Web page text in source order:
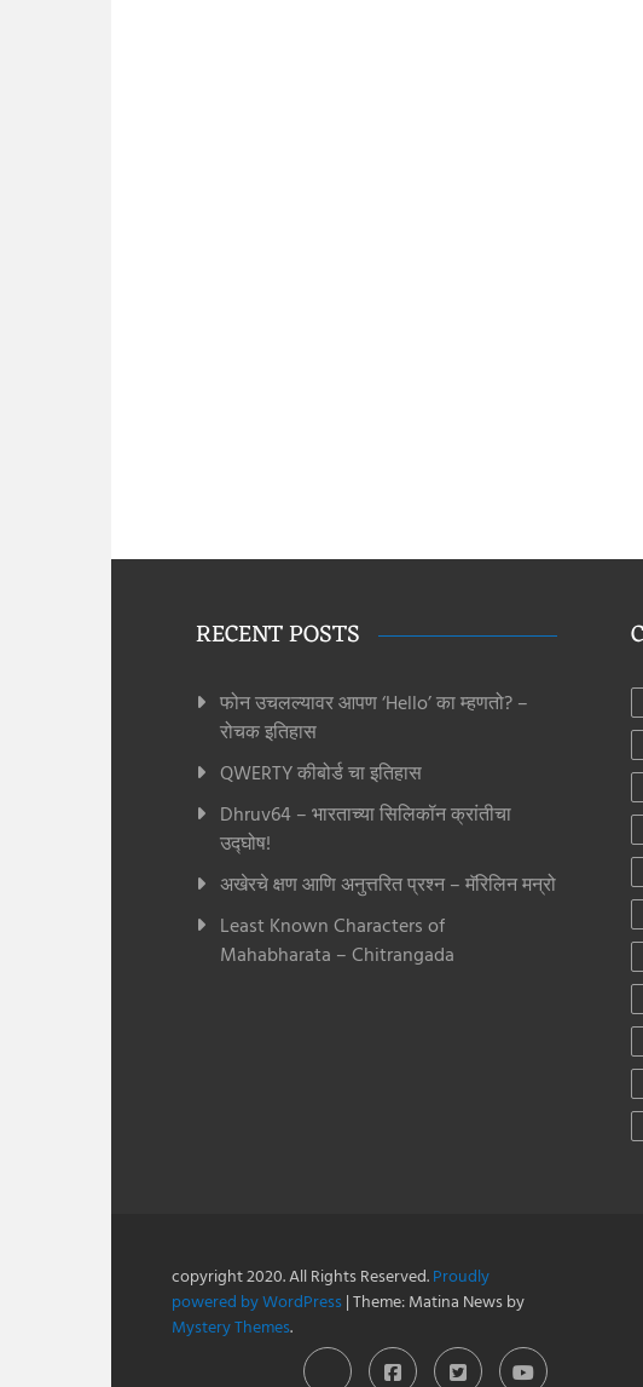
RECENT POSTS
फोन उचलल्यावर आपण ‘Hello’ का म्हणतो? –
रोचक इतिहास
QWERTY कीबोर्ड चा इतिहास
Dhruv64 – भारताच्या सिलिकॉन क्रांतीचा
उद्घोष!
अखेरचे क्षण आणि अनुत्तरित प्रश्न – मॅरिलिन मन्रो
Least Known Characters of
Mahabharata – Chitrangada
copyright 2020. All Rights Reserved.Proudly
powered by WordPress|Theme: Matina News by
Mystery Themes.